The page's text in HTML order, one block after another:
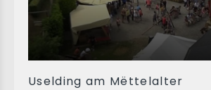
Uselding am Mëttelalter